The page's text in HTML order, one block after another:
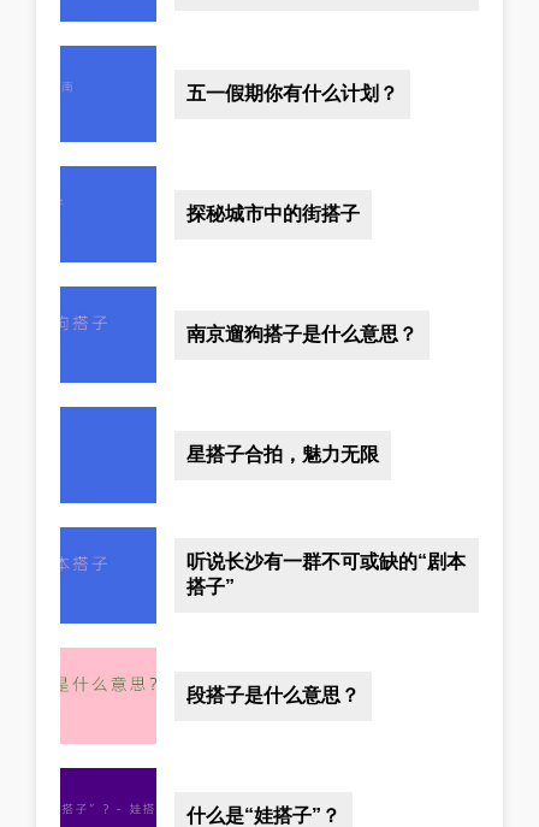
五一假期你有什么计划？
探秘城市中的街搭子
南京遛狗搭子是什么意思？
星搭子合拍，魅力无限
听说长沙有一群不可或缺的“剧本
搭子”
段搭子是什么意思？
什么是“娃搭子”？